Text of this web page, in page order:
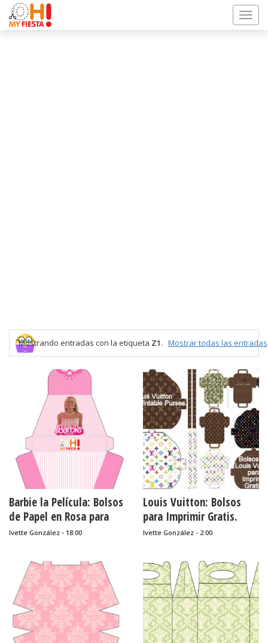
Mostrando entradas con la etiqueta Z1. Mostrar todas las entradas
Barbie la Película: Bolsos
de Papel en Rosa para
Descargar Gratis.
Ivette González - 18:00
Louis Vuitton: Bolsos
para Imprimir Gratis.
Ivette González - 2:00